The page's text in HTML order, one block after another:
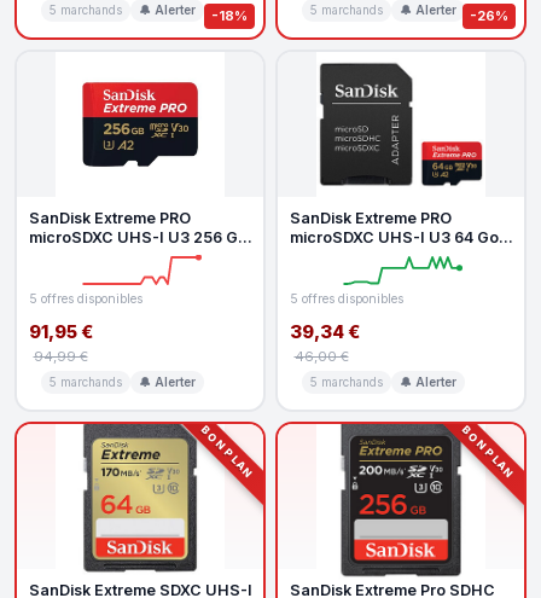
-18%
5 marchands 🔔 Alerter -26%
5 marchands 🔔 Alerter
SanDisk Extreme PRO
microSDXC UHS-I U3 256 Go
5 offres disponibles
91,95 €
94,99 €
5 marchands 🔔 Alerter
SanDisk Extreme PRO
microSDXC UHS-I U3 64 Go
5 offres disponibles
39,34 €
46,00 €
5 marchands 🔔 Alerter
BON PLAN
SanDisk Extreme SDXC UHS-I
BON PLAN
SanDisk Extreme Pro SDHC